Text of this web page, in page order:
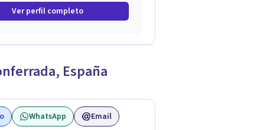
Ver perfil completo
, España
WhatsApp Email